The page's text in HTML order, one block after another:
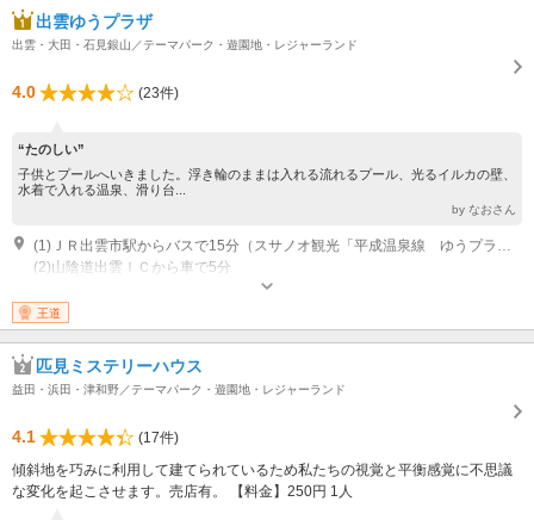
出雲ゆうプラザ
出雲・大田・石見銀山／テーマパーク・遊園地・レジャーランド
4.0 (23件)
“たのしい”
子供とプールへいきました。浮き輪のままは入れる流れるプール、光るイルカの壁、
水着で入れる温泉、滑り台...
by なおさん
(2)山陰道出雲ＩＣから車で5分
営業時間：10:00～21:00 最終受付20:30 休館日：毎週木曜日、2月の保守点
検期間休館※詳しくはホームページをご覧下さい。 その他：ロデオマウン
テン、ウォータースライダーの営業時間はホームページで確認ください。
王道
匹見ミステリーハウス
益田・浜田・津和野／テーマパーク・遊園地・レジャーランド
4.1
(17件)
傾斜地を巧みに利用して建てられているため私たちの視覚と平衡感覚に不思議
な変化を起こさせます。売店有。 【料金】250円 1人